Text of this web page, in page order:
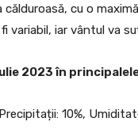
cu o
variabil, iar vântul va
2023 în
10%,